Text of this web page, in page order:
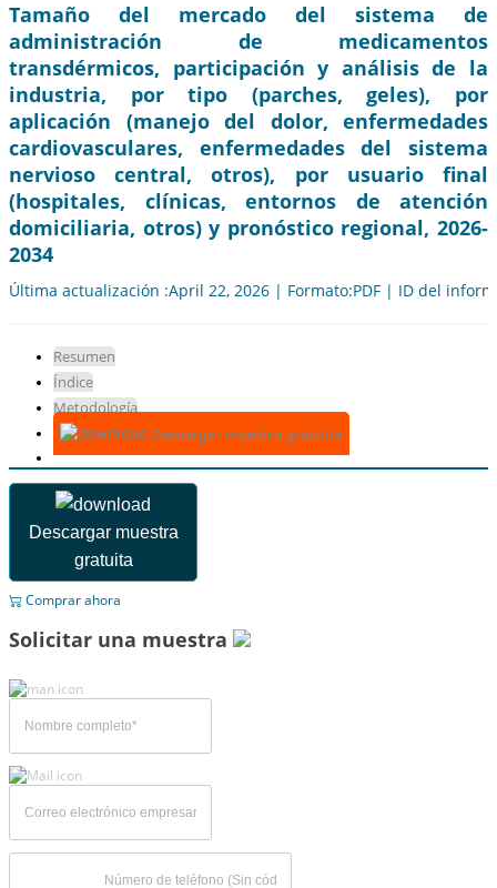
Tamaño del mercado del sistema de
administración de medicamentos
transdérmicos, participación y análisis de la
industria, por tipo (parches, geles), por
aplicación (manejo del dolor, enfermedades
cardiovasculares, enfermedades del sistema
nervioso central, otros), por usuario final
(hospitales, clínicas, entornos de atención
domiciliaria, otros) y pronóstico regional, 2026-
2034
Última actualización :April 22, 2026 | Formato:PDF | ID del
Resumen
Índice
Metodología
Descargar muestra gratuita
Descargar muestra
gratuita
Comprar ahora
Solicitar una muestra